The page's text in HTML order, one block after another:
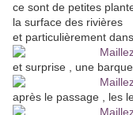
ce sont de petites
la surface des rivières
et particulièrement
et surprise , une
après le passage , les